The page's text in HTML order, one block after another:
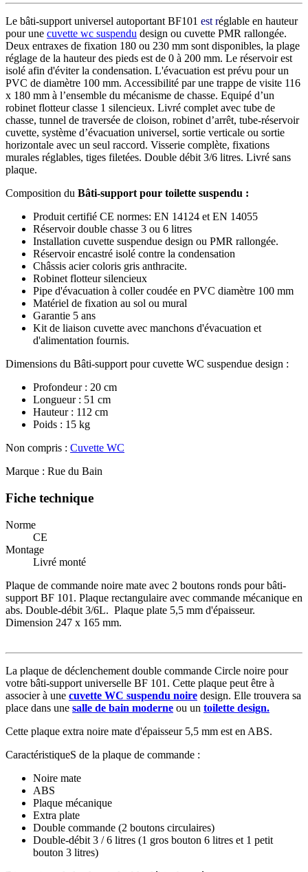
Le bâti-support universel autoportant BF101 est réglable en hauteur
pour une cuvette wc suspendu design ou cuvette PMR rallongée.
Deux entraxes de fixation 180 ou 230 mm sont disponibles, la plage
réglage de la hauteur des pieds est de 0 à 200 mm. Le réservoir est
isolé afin d'éviter la condensation. L'évacuation est prévu pour un
PVC de diamètre 100 mm. Accessibilité par une trappe de visite 116
x 180 mm à l’ensemble du mécanisme de chasse. Equipé d’un
robinet flotteur classe 1 silencieux. Livré complet avec tube de
chasse, tunnel de traversée de cloison, robinet d’arrêt, tube-réservoir
cuvette, système d’évacuation universel, sortie verticale ou sortie
horizontale avec un seul raccord. Visserie complète, fixations
murales réglables, tiges filetées. Double débit 3/6 litres. Livré sans
plaque.
Composition du Bâti-support pour toilette suspendu :
Produit certifié CE normes: EN 14124 et EN 14055
Réservoir double chasse 3 ou 6 litres
Installation cuvette suspendue design ou PMR rallongée.
Réservoir encastré isolé contre la condensation
Châssis acier coloris gris anthracite.
Robinet flotteur silencieux
Pipe d'évacuation à coller coudée en PVC diamètre 100 mm
Matériel de fixation au sol ou mural
Garantie 5 ans
Kit de liaison cuvette avec manchons d'évacuation et
d'alimentation fournis.
Dimensions du Bâti-support pour cuvette WC suspendue design :
Profondeur : 20 cm
Longueur : 51 cm
Hauteur : 112 cm
Poids : 15 kg
Non compris : Cuvette WC
Marque : Rue du Bain
Fiche technique
Norme
CE
Montage
Livré monté
Plaque de commande noire mate avec 2 boutons ronds pour bâti-
support BF 101. Plaque rectangulaire avec commande mécanique en
abs. Double-débit 3/6L. Plaque plate 5,5 mm d'épaisseur.
Dimension 247 x 165 mm.
La plaque de déclenchement double commande Circle noire pour
votre bâti-support universelle BF 101. Cette plaque peut être à
associer à une cuvette WC suspendu noire design. Elle trouvera sa
place dans une salle de bain moderne ou un toilette design.
Cette plaque extra noire mate d'épaisseur 5,5 mm est en ABS.
CaractéristiqueS de la plaque de commande :
Noire mate
ABS
Plaque mécanique
Extra plate
Double commande (2 boutons circulaires)
Double-débit 3 / 6 litres (1 gros bouton 6 litres et 1 petit
bouton 3 litres)